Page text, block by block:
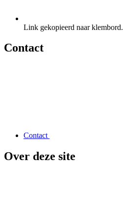
Link gekopieerd naar klembord.
Contact
Contact
Over deze site